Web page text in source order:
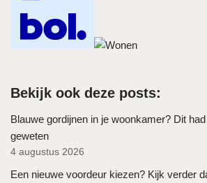
Bekijk ook deze posts:
Blauwe gordijnen in je woonkamer? Dit
geweten
4 augustus 2026
Een nieuwe voordeur kiezen? Kijk verder